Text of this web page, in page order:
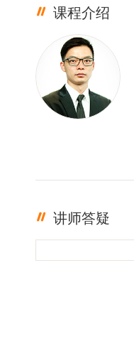
课程介绍
讲师答疑